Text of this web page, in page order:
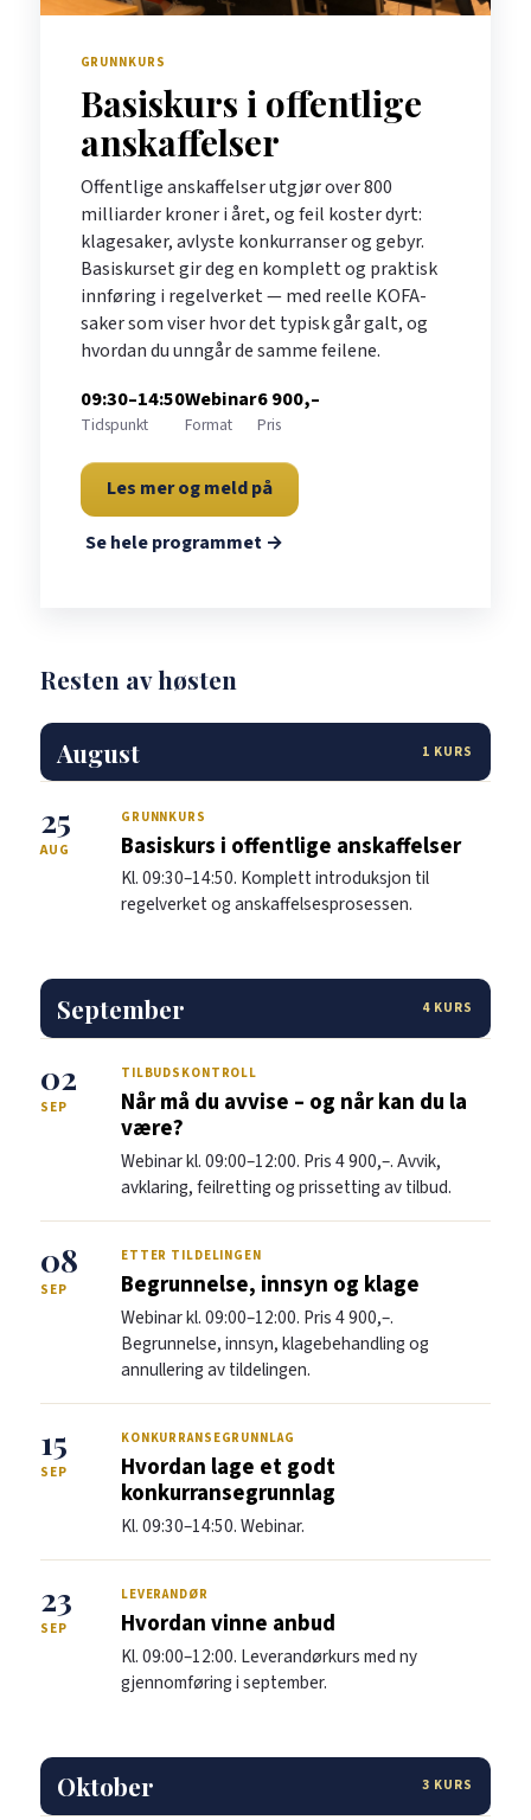
GRUNNKURS
Basiskurs i offentlige
anskaffelser
Offentlige anskaffelser utgjør over 800
milliarder kroner i året, og feil koster dyrt:
klagesaker, avlyste konkurranser og gebyr.
Basiskurset gir deg en komplett og praktisk
innføring i regelverket — med reelle KOFA-
saker som viser hvor det typisk går galt, og
hvordan du unngår de samme feilene.
09:30–14:50
Tidspunkt
Webinar
Format
6 900,–
Pris
Les mer og meld på
Se hele programmet →
Resten av høsten
August 1 KURS
25
AUG
GRUNNKURS
Basiskurs i offentlige anskaffelser
Kl. 09:30–14:50. Komplett introduksjon til
regelverket og anskaffelsesprosessen.
September 4 KURS
02
SEP
TILBUDSKONTROLL
Når må du avvise – og når kan du la
være?
Webinar kl. 09:00–12:00. Pris 4 900,–. Avvik,
avklaring, feilretting og prissetting av tilbud.
08
SEP
ETTER TILDELINGEN
Begrunnelse, innsyn og klage
Webinar kl. 09:00–12:00. Pris 4 900,–.
Begrunnelse, innsyn, klagebehandling og
annullering av tildelingen.
15
SEP
KONKURRANSEGRUNNLAG
Hvordan lage et godt
konkurransegrunnlag
Kl. 09:30–14:50. Webinar.
23
SEP
LEVERANDØR
Hvordan vinne anbud
Kl. 09:00–12:00. Leverandørkurs med ny
gjennomføring i september.
Oktober 3 KURS